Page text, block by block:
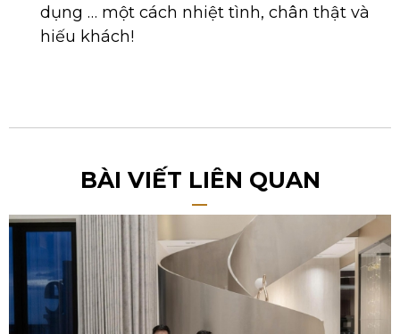
dụng … một cách nhiệt tình, chân thật và
hiếu khách!
BÀI VIẾT LIÊN QUAN